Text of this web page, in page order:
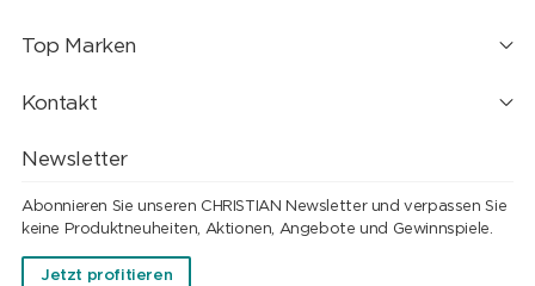
Top Marken
Kontakt
Newsletter
Abonnieren Sie unseren CHRISTIAN Newsletter und verpassen Sie
keine Produktneuheiten, Aktionen, Angebote und Gewinnspiele.
Jetzt profitieren